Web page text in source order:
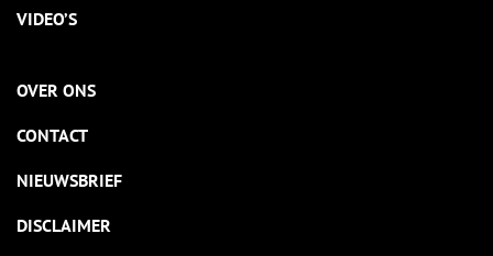
VIDEO’S
OVER ONS
CONTACT
NIEUWSBRIEF
DISCLAIMER